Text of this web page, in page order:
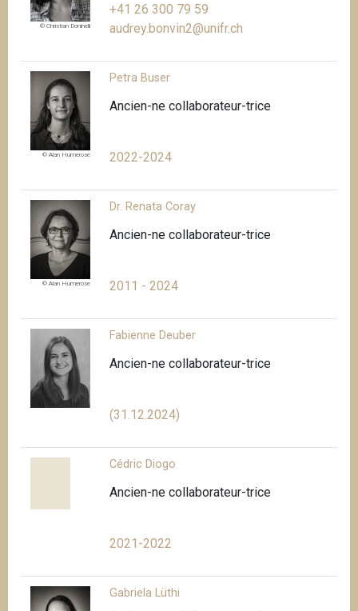
© Christian Doninelli
+41 26 300 79 59
audrey.bonvin2@unifr.ch
© Alan Humerose
Petra Buser
Ancien-ne collaborateur-trice
2022-2024
© Alan Humerose
Dr. Renata Coray
Ancien-ne collaborateur-trice
2011 - 2024
Fabienne Deuber
Ancien-ne collaborateur-trice
(31.12.2024)
Cédric Diogo
Ancien-ne collaborateur-trice
2021-2022
Gabriela Lüthi